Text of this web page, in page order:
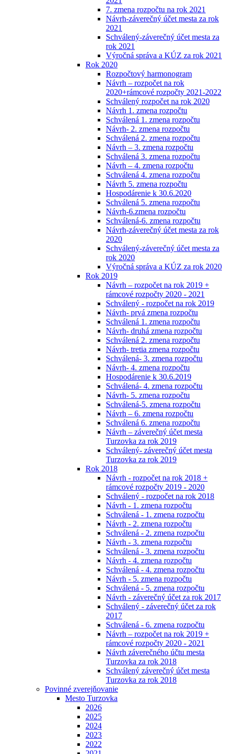
7. zmena rozpočtu na rok 2021
Návrh-záverečný účet mesta za rok
2021
Schválený-záverečný účet mesta za
rok 2021
Výročná správa a KÚZ za rok 2021
Rok 2020
Rozpočtový harmonogram
Návrh – rozpočet na rok
2020+rámcové rozpočty 2021-2022
Schválený rozpočet na rok 2020
Návrh 1. zmena rozpočtu
Schválená 1. zmena rozpočtu
Návrh- 2. zmena rozpočtu
Schválená 2. zmena rozpočtu
Návrh – 3. zmena rozpočtu
Schválená 3. zmena rozpočtu
Návrh – 4. zmena rozpočtu
Schválená 4. zmena rozpočtu
Návrh 5. zmena rozpočtu
Hospodárenie k 30.6.2020
Schválená 5. zmena rozpočtu
Návrh-6.zmena rozpočtu
Schválená-6. zmena rozpočtu
Návrh-záverečný účet mesta za rok
2020
Schválený-záverečný účet mesta za
rok 2020
Výročná správa a KÚZ za rok 2020
Rok 2019
Návrh – rozpočet na rok 2019 +
rámcové rozpočty 2020 - 2021
Schválený - rozpočet na rok 2019
Návrh- prvá zmena rozpočtu
Schválená 1. zmena rozpočtu
Návrh- druhá zmena rozpočtu
Schválená 2. zmena rozpočtu
Návrh- tretia zmena rozpočtu
Schválená- 3. zmena rozpočtu
Návrh- 4. zmena rozpočtu
Hospodárenie k 30.6.2019
Schválená- 4. zmena rozpočtu
Návrh- 5. zmena rozpočtu
Schválená-5. zmena rozpočtu
Návrh – 6. zmena rozpočtu
Schválená 6. zmena rozpočtu
Návrh – záverečný účet mesta
Turzovka za rok 2019
Schválený- záverečný účet mesta
Turzovka za rok 2019
Rok 2018
Návrh - rozpočet na rok 2018 +
rámcové rozpočty 2019 - 2020
Schválený - rozpočet na rok 2018
Návrh - 1. zmena rozpočtu
Schválená - 1. zmena rozpočtu
Návrh - 2. zmena rozpočtu
Schválená - 2. zmena rozpočtu
Návrh - 3. zmena rozpočtu
Schválená - 3. zmena rozpočtu
Návrh - 4. zmena rozpočtu
Schválená - 4. zmena rozpočtu
Návrh - 5. zmena rozpočtu
Schválená - 5. zmena rozpočtu
Návrh - záverečný účet za rok 2017
Schválený - záverečný účet za rok
2017
Schválená - 6. zmena rozpočtu
Návrh – rozpočet na rok 2019 +
rámcové rozpočty 2020 - 2021
Návrh záverečného účtu mesta
Turzovka za rok 2018
Schválený záverečný účet mesta
Turzovka za rok 2018
Povinné zverejňovanie
Mesto Turzovka
2026
2025
2024
2023
2022